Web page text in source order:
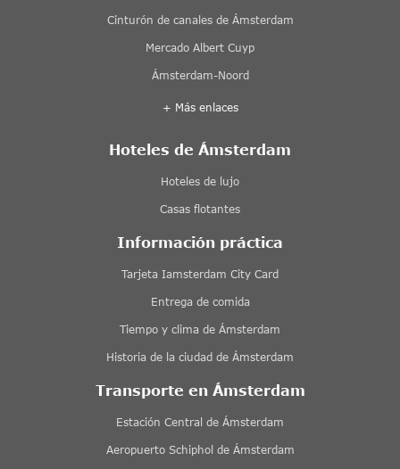
Cinturón de canales de Ámsterdam
Mercado Albert Cuyp
Ámsterdam-Noord
+ Más enlaces
Hoteles de Ámsterdam
Hoteles de lujo
Casas flotantes
Información práctica
Tarjeta Iamsterdam City Card
Entrega de comida
Tiempo y clima de Ámsterdam
Historia de la ciudad de Ámsterdam
Transporte en Ámsterdam
Estación Central de Ámsterdam
Aeropuerto Schiphol de Ámsterdam